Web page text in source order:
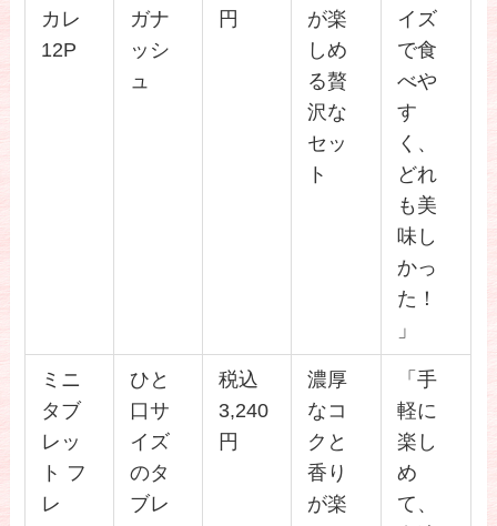
カレ
12P
ガナ
ッシ
ュ
円
が楽
しめ
る贅
沢な
セッ
ト
イズ
で食
べや
す
く、
どれ
も美
味し
かっ
た！
」
ミニ
タブ
レッ
ト フ
レ
ひと
口サ
イズ
のタ
ブレ
税込
3,240
円
濃厚
なコ
クと
香り
が楽
「手
軽に
楽し
め
て、